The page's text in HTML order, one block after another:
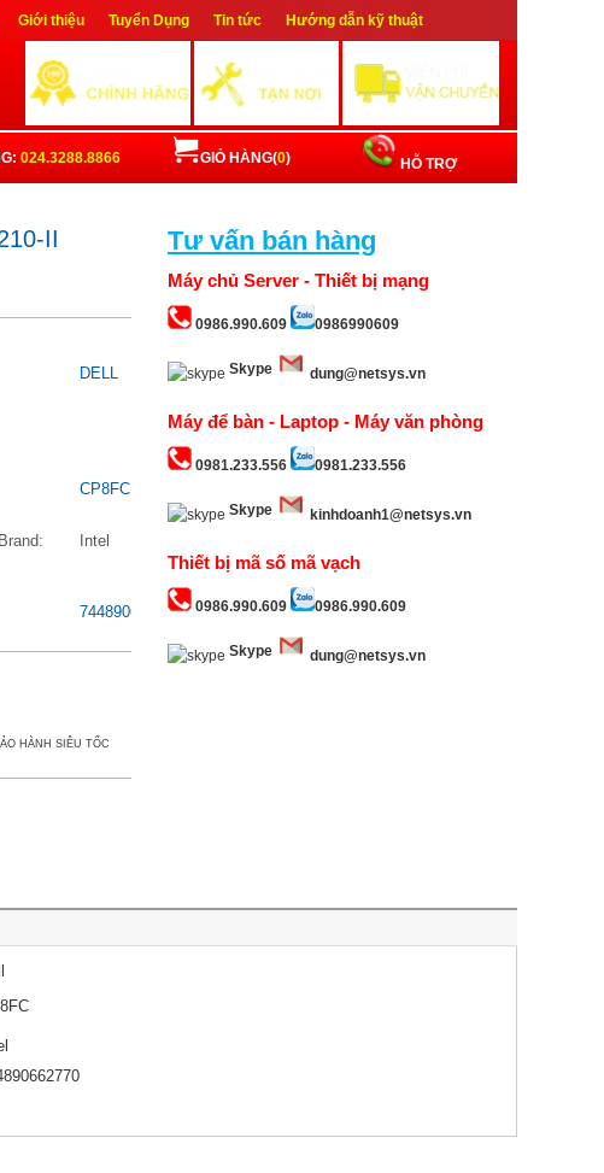
Giới thiệu Tuyển Dụng Tin tức Hướng dẫn kỹ thuật
Đăng nhập
HỖ TRỢ
GIỎ HÀNG(0)
024.3288.8866
II
DELL
CP8FC
Intel
744890662770
HÀNH SIÊU TỐC
Tư vấn bán hàng
Máy chủ Server - Thiết bị mạng
0986.990.609 0986990609
Skype dung@netsys.vn
Máy để bàn - Laptop - Máy văn phòng
0981.233.556 0981.233.556
Skype kinhdoanh1@netsys.vn
Thiết bị mã số mã vạch
0986.990.609 0986.990.609
Skype dung@netsys.vn